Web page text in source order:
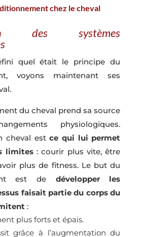
chez le cheval
des systèmes
quel était le principe du
voyons maintenant ses
du cheval prend sa source
physiologiques.
cheval estce qui lui permet
limites: courir plus vite, être
plus de fitness. Le but du
est de développer les
faisait partie du corps du
:
plus forts et épais.
grâce à l’augmentation du